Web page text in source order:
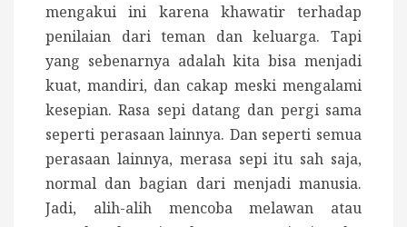
mengakui ini karena khawatir terhadap
penilaian dari teman dan keluarga. Tapi
yang sebenarnya adalah kita bisa menjadi
kuat, mandiri, dan cakap meski mengalami
kesepian. Rasa sepi datang dan pergi sama
seperti perasaan lainnya. Dan seperti semua
perasaan lainnya, merasa sepi itu sah saja,
normal dan bagian dari menjadi manusia.
Jadi, alih-alih mencoba melawan atau